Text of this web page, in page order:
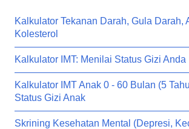
Kalkulator Tekanan Darah, Gula Darah,
Kolesterol
Kalkulator IMT: Menilai Status Gizi Anda
Kalkulator IMT Anak 0 - 60 Bulan (5
Status Gizi Anak
Skrining Kesehatan Mental (Depresi,